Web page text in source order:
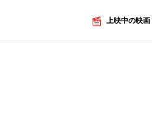
上映中の映画